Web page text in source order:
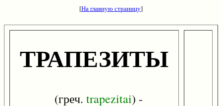
[На главную страницу]
ТРАПЕЗИТЫ
(греч. trapezitai) -